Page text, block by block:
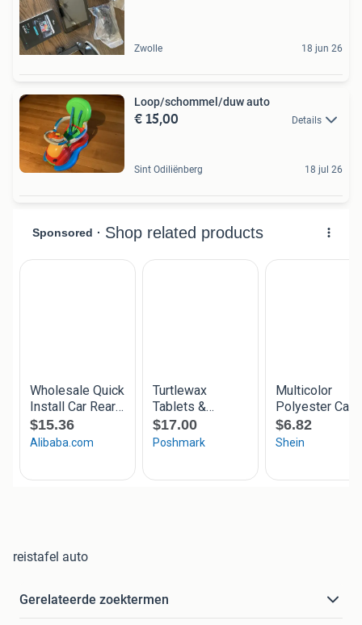
Zwolle 18 jun 26
Loop/schommel/duw auto
€ 15,00 Details
Sint Odiliënberg 18 jul 26
reistafel auto
Gerelateerde zoektermen